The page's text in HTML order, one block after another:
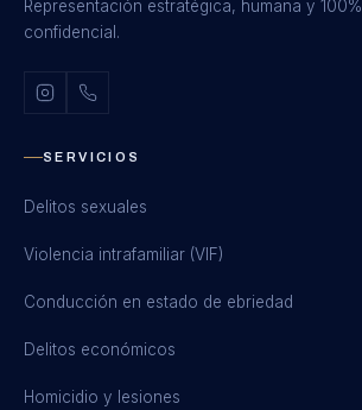
Representación estratégica, humana y 100%
confidencial.
SERVICIOS
Delitos sexuales
Violencia intrafamiliar (VIF)
Conducción en estado de ebriedad
Delitos económicos
Homicidio y lesiones